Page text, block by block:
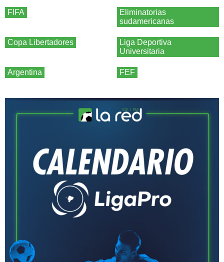
FIFA
Eliminatorias
sudamericanas
Copa Libertadores
Liga Deportiva
Universitaria
Argentina FEF